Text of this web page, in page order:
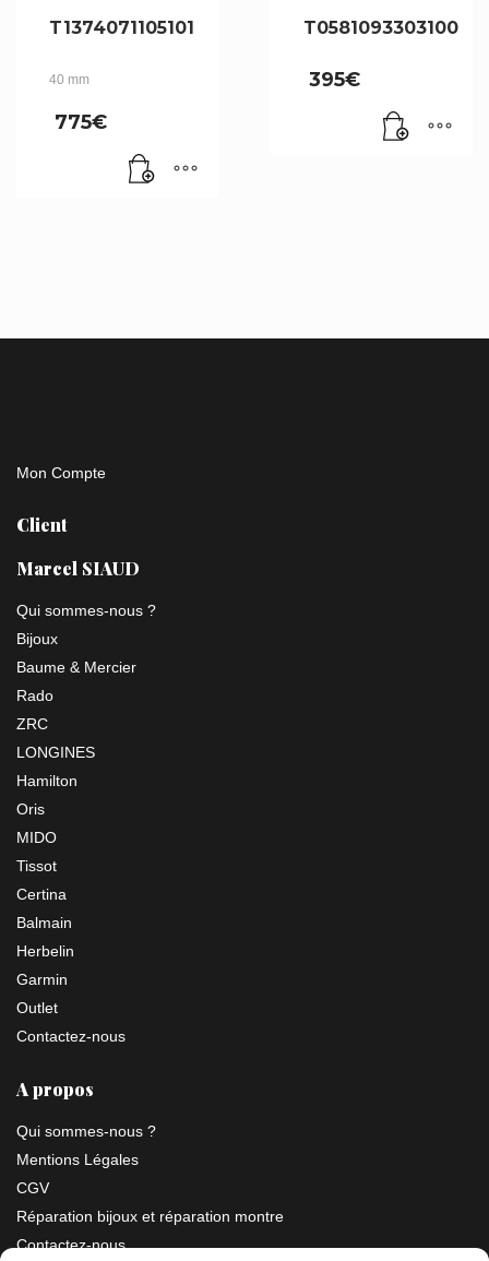
T1374071105101
40 mm
775€
T0581093303100
395€
Mon Compte
Client
Marcel SIAUD
Qui sommes-nous ?
Bijoux
Baume & Mercier
Rado
ZRC
LONGINES
Hamilton
Oris
MIDO
Tissot
Certina
Balmain
Herbelin
Garmin
Outlet
Contactez-nous
A propos
Qui sommes-nous ?
Mentions Légales
CGV
Réparation bijoux et réparation montre
Contactez-nous